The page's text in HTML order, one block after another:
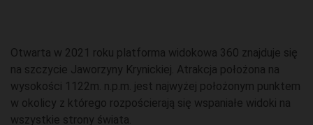
Otwarta w 2021 roku platforma widokowa 360 znajduje się
na szczycie Jaworzyny Krynickiej. Atrakcja położona na
wysokości 1122m. n.p.m. jest najwyżej położonym punktem
w okolicy z którego rozpościerają się wspaniałe widoki na
wszystkie strony świata.